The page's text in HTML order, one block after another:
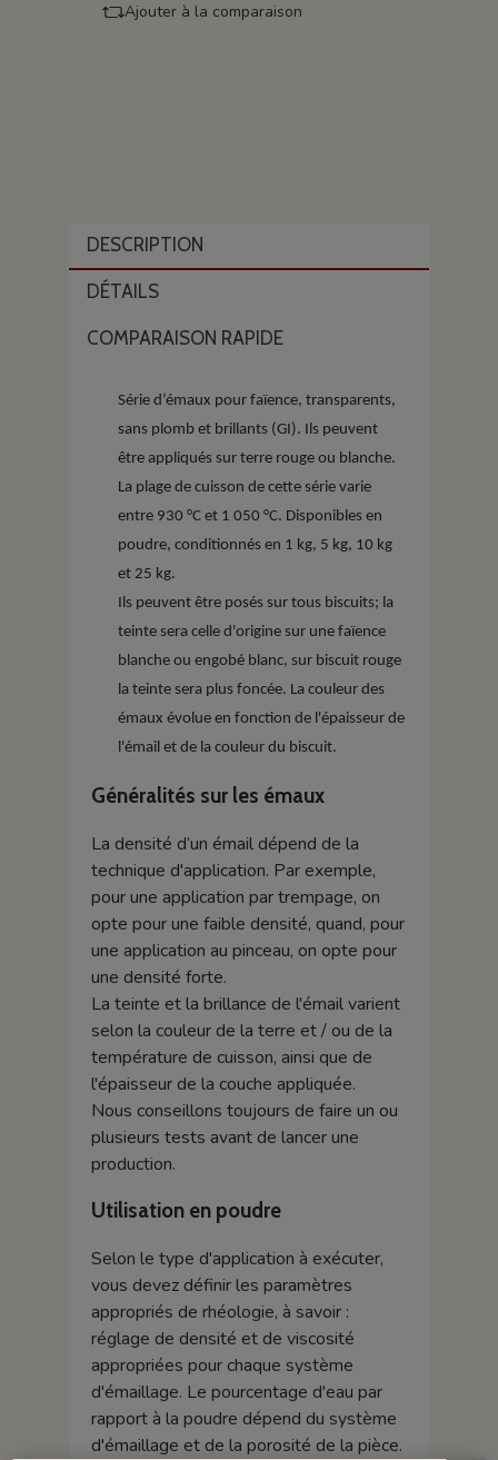
Ajouter à la comparaison
DESCRIPTION
DÉTAILS
COMPARAISON RAPIDE
Série d’émaux pour faïence, transparents,
sans plomb et brillants (GI). Ils peuvent
être appliqués sur terre rouge ou blanche.
La plage de cuisson de cette série varie
entre 930 °C et 1 050 °C. Disponibles en
poudre, conditionnés en 1 kg, 5 kg, 10 kg
et 25 kg.
Ils peuvent être posés sur tous biscuits; la
teinte sera celle d'origine sur une faïence
blanche ou engobé blanc, sur biscuit rouge
la teinte sera plus foncée. La couleur des
émaux évolue en fonction de l'épaisseur de
l'émail et de la couleur du biscuit.
Généralités sur les émaux
La densité d’un émail dépend de la
technique d'application. Par exemple,
pour une application par trempage, on
opte pour une faible densité, quand, pour
une application au pinceau, on opte pour
une densité forte.
La teinte et la brillance de l'émail varient
selon la couleur de la terre et / ou de la
température de cuisson, ainsi que de
l'épaisseur de la couche appliquée.
Nous conseillons toujours de faire un ou
plusieurs tests avant de lancer une
production.
Utilisation en poudre
Selon le type d'application à exécuter,
vous devez définir les paramètres
appropriés de rhéologie, à savoir :
réglage de densité et de viscosité
appropriées pour chaque système
d'émaillage. Le pourcentage d'eau par
rapport à la poudre dépend du système
d'émaillage et de la porosité de la pièce.